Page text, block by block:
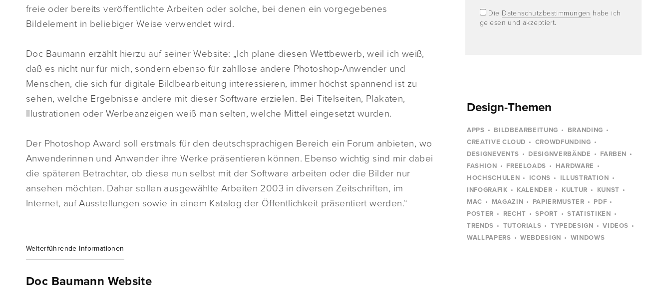
freie oder bereits veröffentlichte Arbeiten oder solche, bei denen ein vorgegebenes
Bildelement in beliebiger Weise verwendet wird.
Doc Baumann erzählt hierzu auf seiner Website: „Ich plane diesen Wettbewerb, weil ich weiß,
daß es nicht nur für mich, sondern ebenso für zahllose andere Photoshop-Anwender und
Menschen, die sich für digitale Bildbearbeitung interessieren, immer höchst spannend ist zu
sehen, welche Ergebnisse andere mit dieser Software erzielen. Bei Titelseiten, Plakaten,
Illustrationen oder Werbeanzeigen weiß man selten, welche Mittel eingesetzt wurden.
Der Photoshop Award soll erstmals für den deutschsprachigen Bereich ein Forum anbieten, wo
Anwenderinnen und Anwender ihre Werke präsentieren können. Ebenso wichtig sind mir dabei
die späteren Betrachter, ob diese nun selbst mit der Software arbeiten oder die Bilder nur
ansehen möchten. Daher sollen ausgewählte Arbeiten 2003 in diversen Zeitschriften, im
Internet, auf Ausstellungen sowie in einem Katalog der Öffentlichkeit präsentiert werden.“
Weiterführende Informationen
Doc Baumann Website
Die Datenschutzbestimmungen habe ich
gelesen und akzeptiert.
Design-Themen
APPS BILDBEARBEITUNG
BRANDING
CREATIVE CLOUD
CROWDFUNDING
DESIGNEVENTS
DESIGNVERBÄNDE
FARBEN
FASHION
FREELOADS
HARDWARE
HOCHSCHULEN
ICONS
ILLUSTRATION
INFOGRAFIK
KALENDER KULTUR
KUNST
MAC
MAGAZIN PAPIERMUSTER
PDF
POSTER
RECHT SPORT
STATISTIKEN
TRENDS
TUTORIALS TYPEDESIGN
VIDEOS
WALLPAPERS
WEBDESIGN WINDOWS